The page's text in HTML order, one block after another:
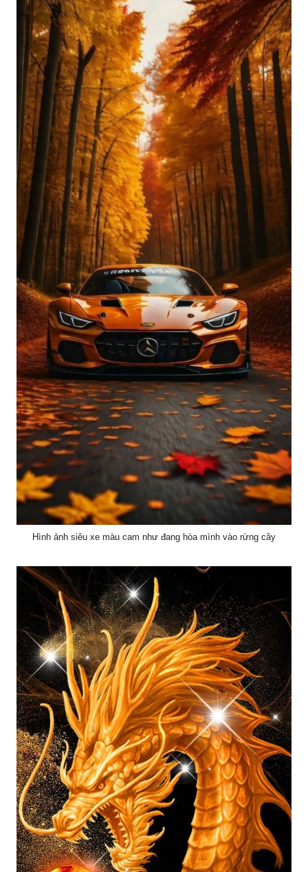
Hình ảnh siêu xe màu cam như đang hòa mình vào rừng cây